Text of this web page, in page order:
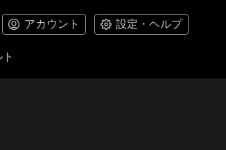
アカウント 設定・ヘルプ